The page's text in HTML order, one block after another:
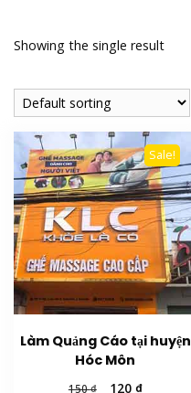
Showing the single result
Sale!
Làm Quảng Cáo tại huyện
Hóc Môn
150₫
Original
120 ₫Current